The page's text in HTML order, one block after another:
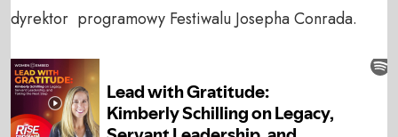
dyrektor programowy Festiwalu Josepha Conrada.